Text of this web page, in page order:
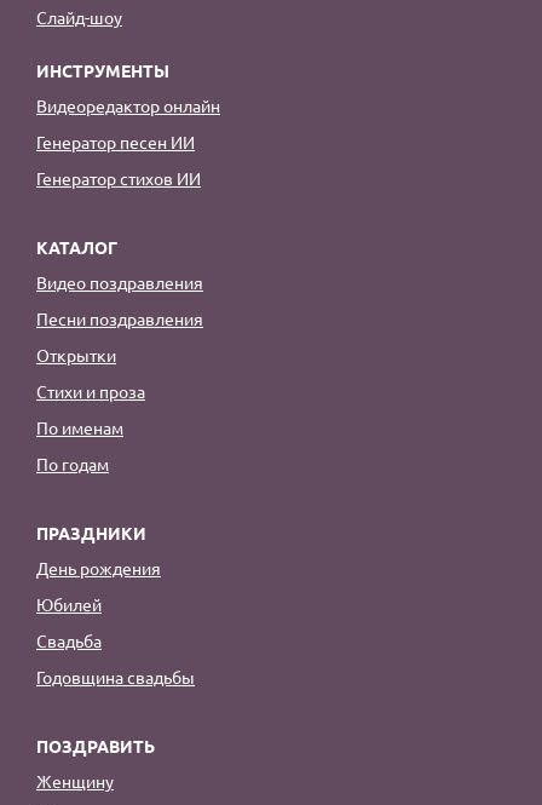
Слайд-шоу
ИНСТРУМЕНТЫ
Видеоредактор онлайн
Генератор песен ИИ
Генератор стихов ИИ
КАТАЛОГ
Видео поздравления
Песни поздравления
Открытки
Стихи и проза
По именам
По годам
ПРАЗДНИКИ
День рождения
Юбилей
Свадьба
Годовщина свадьбы
ПОЗДРАВИТЬ
Женщину